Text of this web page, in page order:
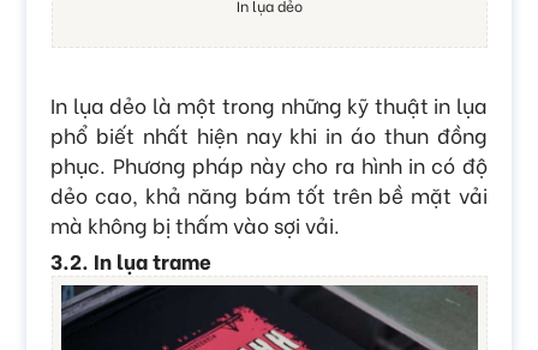
In lụa dẻo
In lụa dẻo là một trong những kỹ thuật in lụa
phổ biết nhất hiện nay khi in áo thun đồng
phục. Phương pháp này cho ra hình in có độ
dẻo cao, khả năng bám tốt trên bề mặt vải
mà không bị thấm vào sợi vải.
3.2. In lụa trame